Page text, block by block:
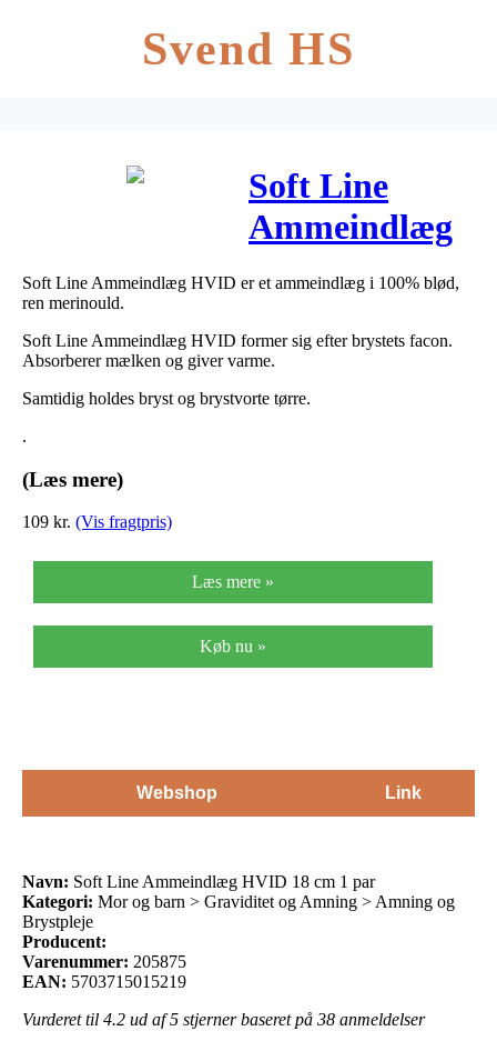
Svend HS
Soft Line
Ammeindlæg
HVID 18 cm 1
Soft Line Ammeindlæg HVID er et ammeindlæg i 100% blød,
ren merinould.
Soft Line Ammeindlæg HVID former sig efter brystets facon.
Absorberer mælken og giver varme.
Samtidig holdes bryst og brystvorte tørre.
.
(Læs mere)
109 kr. (Vis fragtpris)
Læs mere »
Køb nu »
Webshop Link
Navn: Soft Line Ammeindlæg HVID 18 cm 1 par
Kategori: Mor og barn > Graviditet og Amning > Amning og
Brystpleje
Producent:
Varenummer: 205875
EAN: 5703715015219
Vurderet til 4.2 ud af 5 stjerner baseret på 38 anmeldelser